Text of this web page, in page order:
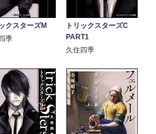
クスターズM
季
トリックスターズC
PART1
久住四季